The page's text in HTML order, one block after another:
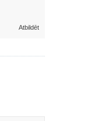
Atbildēt